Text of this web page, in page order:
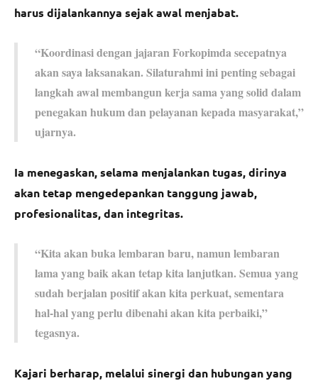
harus dijalankannya sejak awal menjabat.
“Koordinasi dengan jajaran Forkopimda secepatnya
akan saya laksanakan. Silaturahmi ini penting sebagai
langkah awal membangun kerja sama yang solid dalam
penegakan hukum dan pelayanan kepada masyarakat,”
ujarnya.
Ia menegaskan, selama menjalankan tugas, dirinya
akan tetap mengedepankan tanggung jawab,
profesionalitas, dan integritas.
“Kita akan buka lembaran baru, namun lembaran
lama yang baik akan tetap kita lanjutkan. Semua yang
sudah berjalan positif akan kita perkuat, sementara
hal-hal yang perlu dibenahi akan kita perbaiki,”
tegasnya.
Kajari berharap, melalui sinergi dan hubungan yang